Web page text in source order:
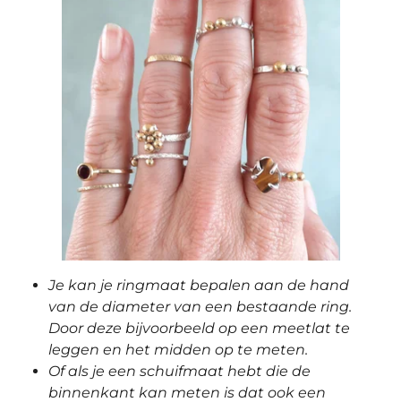
Je kan je ringmaat bepalen aan de hand
van de diameter van een bestaande ring.
Door deze bijvoorbeeld op een meetlat te
leggen en het midden op te meten.
Of als je een schuifmaat hebt die de
binnenkant kan meten is dat ook een